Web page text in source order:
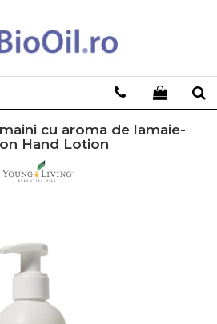
cu aroma de lamaie-
Hand Lotion